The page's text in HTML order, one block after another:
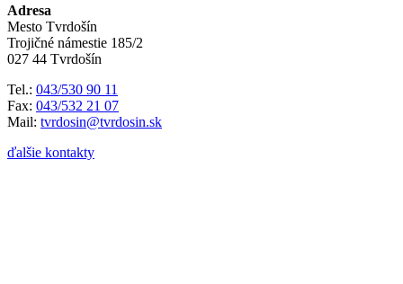
Adresa
Mesto Tvrdošín
Trojičné námestie 185/2
027 44 Tvrdošín
Tel.: 043/530 90 11
Fax: 043/532 21 07
Mail: tvrdosin@tvrdosin.sk
ďalšie kontakty